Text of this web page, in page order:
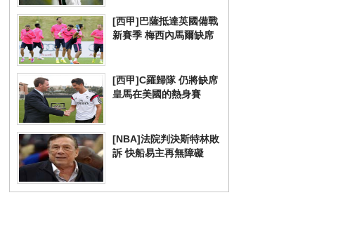
[西甲]巴薩抵達英國備戰
新賽季 梅西內馬爾缺席
[西甲]C羅歸隊 仍將缺席
皇馬在美國的熱身賽
[NBA]法院判決斯特林敗
訴 快船易主再無障礙